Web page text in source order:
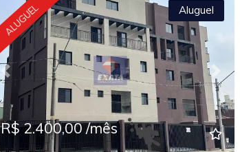
Previous Next
ALUGUEL Aluguel
R$ 2.400,00 /mês